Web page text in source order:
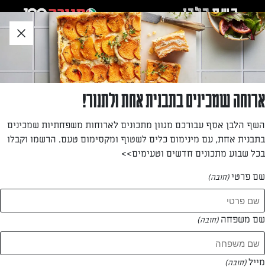
לאזור
תוכן
תחתון
נווה סבג
—
המתכונים של נווה סבג
0 מתכונים
ארוחה שמכינים בתבנית אחת ולתנור!
השף הלבן אסף עבורכם מגוון מתכונים לארוחות משפחתיות שמכינים
בתבנית אחת, עם מינימום כלים לשטוף ומקסימום טעם. הרשמו וקבלו
בכל שבוע מתכונים חדשים וטעימים>>
שם פרטי(חובה)
שם משפחה (חובה)
מייל(חובה)